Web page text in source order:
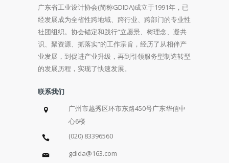
广东省工业设计协会(简称GDIDA)成立于1991年，已
经发展成为全省性跨地域、跨行业、跨部门的专业性
社团组织。协会锚定和践行“立愿景、树理念、凝共
识、聚资源、抓落实”的工作宗旨，经历了从相伴产
业发展，到促进产业升级，再到引领服务型制造转型
的发展历程，实现了快速发展。
联系我们
广州市越秀区环市东路450号广东华信中
心6楼
(020) 83396560
gdida@163.com